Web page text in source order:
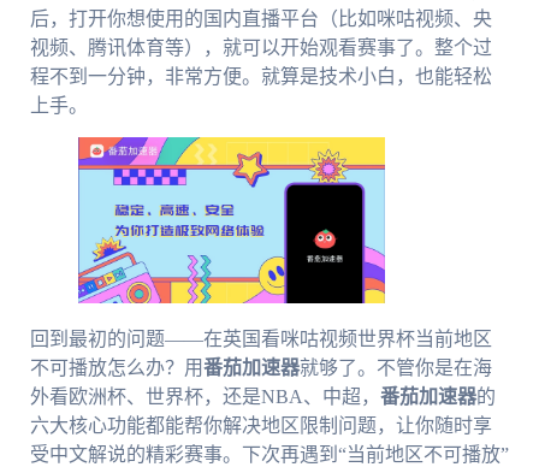
后，打开你想使用的国内直播平台（比如咪咕视频、央
视频、腾讯体育等），就可以开始观看赛事了。整个过
程不到一分钟，非常方便。就算是技术小白，也能轻松
上手。
回到最初的问题——在英国看咪咕视频世界杯当前地区
不可播放怎么办？用番茄加速器就够了。不管你是在海
外看欧洲杯、世界杯，还是NBA、中超， 番茄加速器的
六大核心功能都能帮你解决地区限制问题，让你随时享
受中文解说的精彩赛事。下次再遇到“当前地区不可播放”